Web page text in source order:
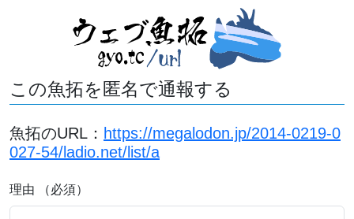
この魚拓を匿名で通報する
魚拓のURL： https://megalodon.jp/2014-0219-0
027-54/ladio.net/list/a
理由 （必須）